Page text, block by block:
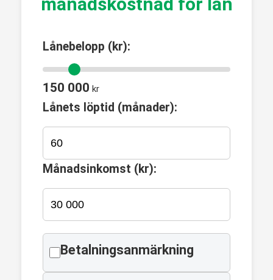
Lånebelopp (kr):
150 000 kr
Lånets löptid (månader):
Månadsinkomst (kr):
Betalningsanmärkning